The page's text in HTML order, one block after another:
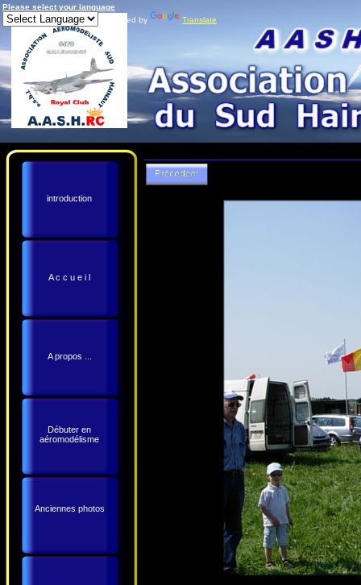
Please select your language
Powered by
Translate
introduction
A c c u e i l
A propos ...
Débuter en
aéromodélisme
Anciennes photos